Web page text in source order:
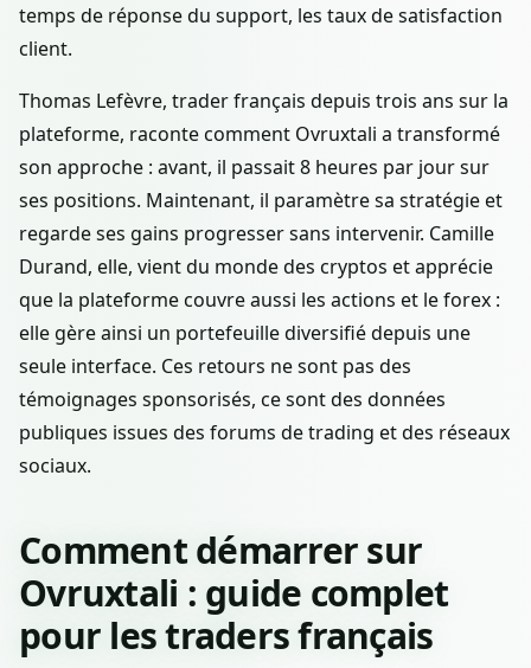
temps de réponse du support, les taux de satisfaction
client.
Thomas Lefèvre, trader français depuis trois ans sur la
plateforme, raconte comment Ovruxtali a transformé
son approche : avant, il passait 8 heures par jour sur
ses positions. Maintenant, il paramètre sa stratégie et
regarde ses gains progresser sans intervenir. Camille
Durand, elle, vient du monde des cryptos et apprécie
que la plateforme couvre aussi les actions et le forex :
elle gère ainsi un portefeuille diversifié depuis une
seule interface. Ces retours ne sont pas des
témoignages sponsorisés, ce sont des données
publiques issues des forums de trading et des réseaux
sociaux.
Comment démarrer sur
Ovruxtali : guide complet
pour les traders français